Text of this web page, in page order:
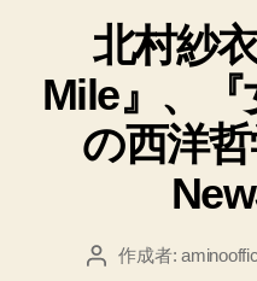
北村紗
Mile』、
の西洋哲
投
作成者: